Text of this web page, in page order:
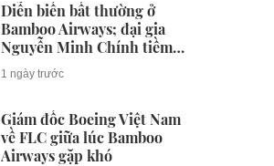
Diễn biến bất thường ở
Bamboo Airways; đại gia
Nguyễn Minh Chính tiềm
lực ra sao?
1 ngày trước
Giám đốc Boeing Việt Nam
về FLC giữa lúc Bamboo
Airways gặp khó